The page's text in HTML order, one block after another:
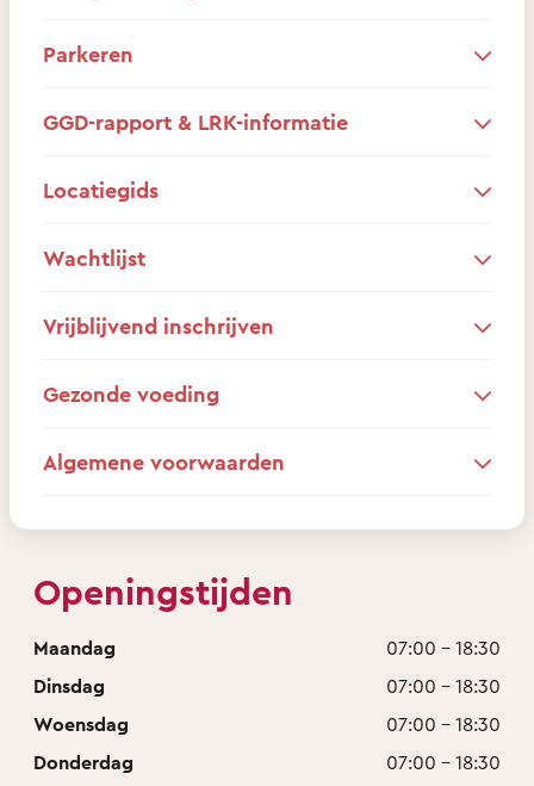
Parkeren
GGD-rapport & LRK-informatie
Locatiegids
Wachtlijst
Vrijblijvend inschrijven
Gezonde voeding
Algemene voorwaarden
Openingstijden
Maandag
07:00 - 18:30
Dinsdag
07:00 - 18:30
Woensdag
07:00 - 18:30
Donderdag
07:00 - 18:30